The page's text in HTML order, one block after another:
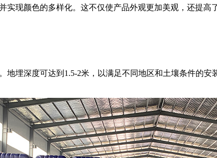
现颜色的多样化。这不仅使产品外观更加美观，还提高
埋深度可达到1.5-2米，以满足不同地区和土壤条件的